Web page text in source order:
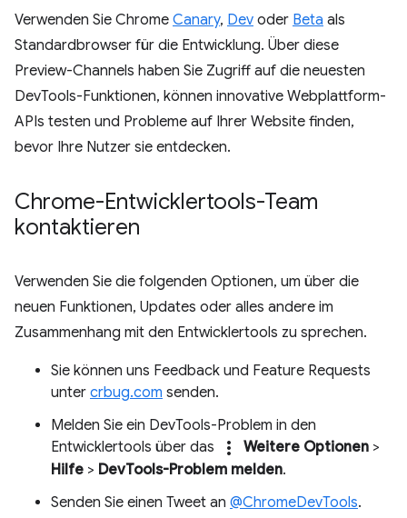
Verwenden Sie Chrome Canary, Dev oder Beta als
Standardbrowser für die Entwicklung. Über diese
Preview-Channels haben Sie Zugriff auf die neuesten
DevTools-Funktionen, können innovative Webplattform-
APIs testen und Probleme auf Ihrer Website finden,
bevor Ihre Nutzer sie entdecken.
Chrome-Entwicklertools-Team
kontaktieren
Verwenden Sie die folgenden Optionen, um über die
neuen Funktionen, Updates oder alles andere im
Zusammenhang mit den Entwicklertools zu sprechen.
Sie können uns Feedback und Feature Requests
unter crbug.com senden.
Melden Sie ein DevTools-Problem in den
Entwicklertools über das
more_vert Weitere Optionen >
Hilfe > DevTools-Problem melden.
Senden Sie einen Tweet an @ChromeDevTools.